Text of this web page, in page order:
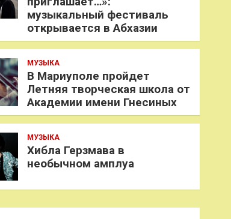
музыкальный фестиваль
открывается в Абхазии
МУЗЫКА
В Мариуполе пройдет
Летняя творческая школа от
Академии имени Гнесиных
МУЗЫКА
Хибла Герзмава в
необычном амплуа